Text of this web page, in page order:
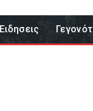
Eιδησεις